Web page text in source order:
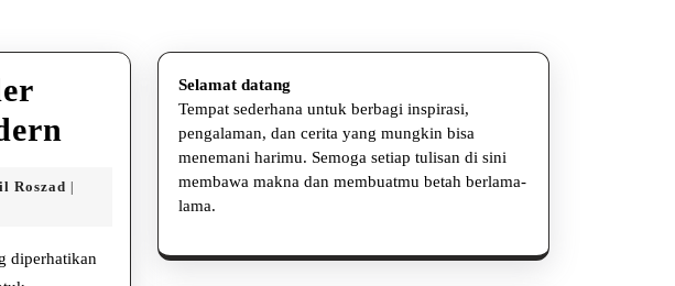
Spesifikasi
Grinder
Kopi
Unggul
Roszad Afnan
diperhatikan
Selamat datang
Tempat sederhana untuk berbagi inspirasi,
pengalaman, dan cerita yang mungkin bisa
menemani harimu. Semoga setiap tulisan di sini
membawa makna dan membuatmu betah berlama-
lama.